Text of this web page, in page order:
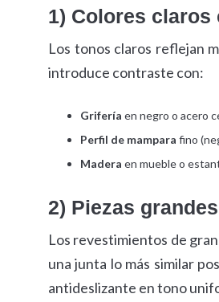
1) Colores
Los tonos claros reflejan
introduce contraste con:
Grifería en negro o acero
Perfil de mampara fino
Madera en mueble o
2) Piezas
Los revestimientos de
una junta lo más similar
antideslizante en tono